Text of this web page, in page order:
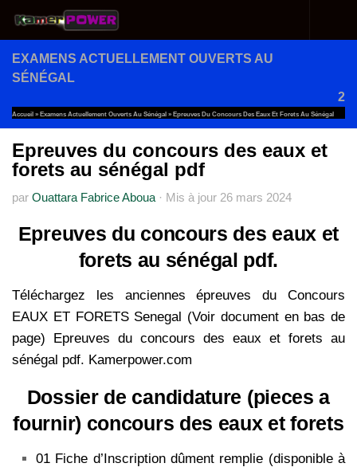
Au dessous du contenu
EXAMENS ACTUELLEMENT OUVERTS AU
SÉNÉGAL
2
Accueil » Examens Actuellement Ouverts Au Sénégal » Epreuves Du Concours Des Eaux Et Forets Au Sénégal
Pdf
Epreuves du concours des eaux et
forets au sénégal pdf
par Ouattara Fabrice Aboua · Mis à jour 26 mars 2024
Epreuves du concours des eaux et
forets au sénégal pdf.
Téléchargez les anciennes épreuves du Concours
EAUX ET FORETS Senegal (Voir document en bas de
page) Epreuves du concours des eaux et forets au
sénégal pdf. Kamerpower.com
Dossier de candidature (pieces a
fournir) concours des eaux et forets
01 Fiche d’Inscription dûment remplie (disponible à